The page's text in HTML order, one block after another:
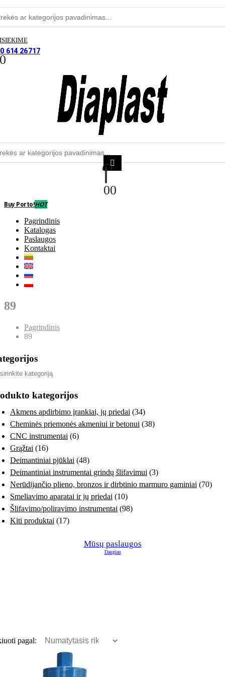
614 26717
0
00
Buy Porto!HOT
Pagrindinis
Katalogas
Paslaugos
Kontaktai
89
Pagrindinis
89
kategorijos
Akmens apdirbimo įrankiai, jų priedai (34)
Cheminės priemonės akmeniui ir betonui (38)
CNC instrumentai (6)
Grąžtai (16)
Deimantiniai pjūklai (48)
Deimantiniai instrumentai grindų šlifavimui (3)
Nerūdijančio plieno, bronzos ir dirbtinio marmuro gaminiai (70)
Smeliavimo aparatai ir jų priedai (10)
Šlifavimo/poliravimo instrumentai (98)
Kiti produktai (17)
Mūsų paslaugos
Daugiau
pagal: